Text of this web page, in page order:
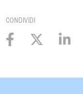
CONDIVIDI